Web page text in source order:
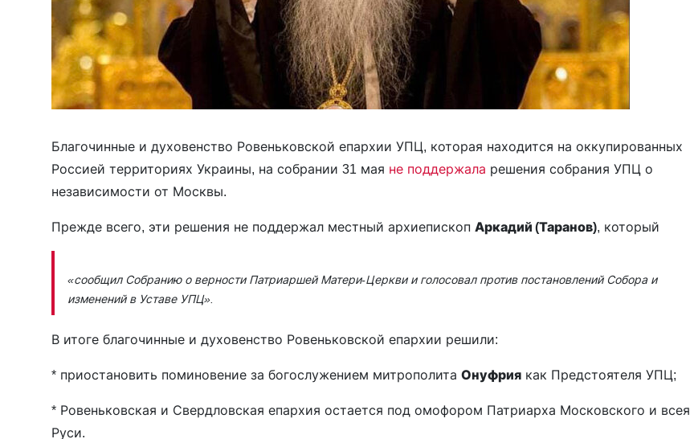
Благочинные и духовенство Ровеньковской епархии УПЦ, которая находится на оккупированных
Россией территориях Украины, на собрании 31 мая не поддержала решения собрания УПЦ о
независимости от Москвы.
Прежде всего, эти решения не поддержал местный архиепископ Аркадий (Таранов), который
«сообщил Собранию о верности Патриаршей Матери-Церкви и голосовал против постановлений Собора и
изменений в Уставе УПЦ».
В итоге благочинные и духовенство Ровеньковской епархии решили:
* приостановить поминовение за богослужением митрополита Онуфрия как Предстоятеля УПЦ;
* Ровеньковская и Свердловская епархия остается под омофором Патриарха Московского и всея
Руси.